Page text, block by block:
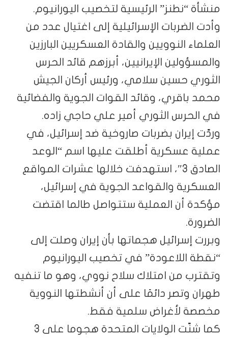
منشأة “نطنز” الرئيسية لتخصيب اليورانيوم.
وأدت الضربات الإسرائيلية إلى اغتيال عدد من
العلماء النوويين والقادة العسكريين البارزين
والمسؤولين الإيرانيين، أبرزهم قائد الحرس
الثوري حسين سلامي، ورئيس أركان الجيش
محمد باقري، وقائد القوات الجوية والفضائية
في الحرس الثوري أمير علي حاجي زاده.
وردّت إيران بضربات صاروخية ضد إسرائيل، في
عملية عسكرية أطلقت عليها اسم “الوعد
الصادق 3″، استهدفت خلالها عشرات المواقع
العسكرية والقواعد الجوية في إسرائيل،
مؤكدة أن العملية ستتواصل طالما اقتضت
الضرورة.
وبررت إسرائيل هجماتها بأن إيران وصلت إلى
“نقطة اللاعودة” في تخصيب اليورانيوم
وتقترب من امتلاك سلاح نووي، وهو ما تنفيه
طهران وتصر دائمًا على أن أنشطتها النووية
مخصصة لأغراض سلمية فقط.
كما شنّت الولايات المتحدة هجوما على 3